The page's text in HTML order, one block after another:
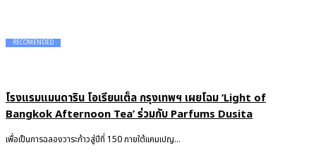
RECOMENDED
โรงแรมแมนดาริน โอเรียนเต็ล กรุงเทพฯ เผยโฉม ‘Light of
Bangkok Afternoon Tea’ ร่วมกับ Parfums Dusita
เพื่อเป็นการฉลองวาระก้าวสู่ปีที่ 150 ภายใต้แคมเปญ...